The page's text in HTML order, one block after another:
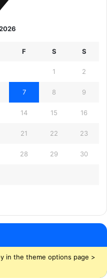
F S S
1 2
7 8 9
14 15 16
21 22 23
28 29 30
in the theme options page >